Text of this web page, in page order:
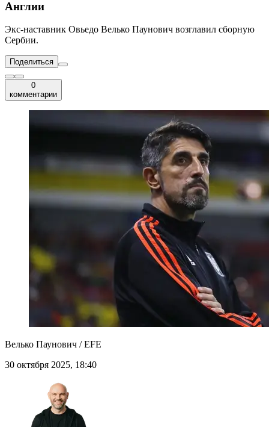
Англии
Экс-наставник Овьедо Велько Паунович возглавил сборную
Сербии.
Поделиться
0
комментарии
Велько Паунович / EFE
30 октября 2025, 18:40